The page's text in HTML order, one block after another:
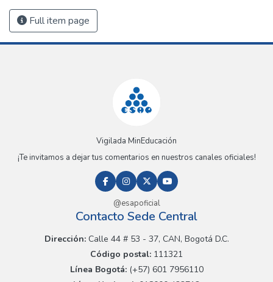
Full item page
Vigilada MinEducación
¡Te invitamos a dejar tus comentarios en nuestros canales oficiales!
@esapoficial
Contacto Sede Central
Dirección:Calle 44 # 53 - 37, CAN, Bogotá D.C.
Código postal: 111321
Línea Bogotá:(+57) 601 7956110